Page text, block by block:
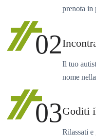
prenota in
02
Il tuo
nome
03Goditi
Rilassati